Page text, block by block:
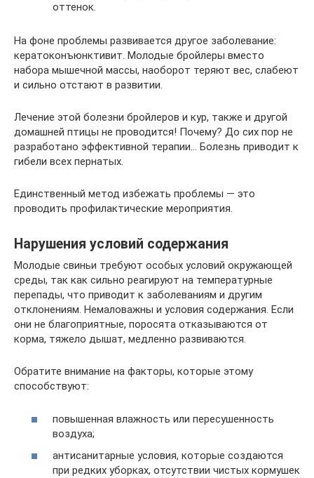
оттенок.
На фоне проблемы развивается другое заболевание:
кератоконъюнктивит. Молодые бройлеры вместо
набора мышечной массы, наоборот теряют вес, слабеют
и сильно отстают в развитии.
Лечение этой болезни бройлеров и кур, также и другой
домашней птицы не проводится! Почему? До сих пор не
разработано эффективной терапии… Болезнь приводит к
гибели всех пернатых.
Единственный метод избежать проблемы — это
проводить профилактические мероприятия.
Нарушения условий содержания
Молодые свиньи требуют особых условий окружающей
среды, так как сильно реагируют на температурные
перепады, что приводит к заболеваниям и другим
отклонениям. Немаловажны и условия содержания. Если
они не благоприятные, поросята отказываются от
корма, тяжело дышат, медленно развиваются.
Обратите внимание на факторы, которые этому
способствуют:
повышенная влажность или пересушенность
воздуха;
антисанитарные условия, которые создаются
при редких уборках, отсутствии чистых кормушек